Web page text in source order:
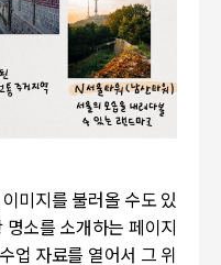
미지를 불러올 수도 있
소를 소개하는 페이지
업 자료를 열어서 그 위